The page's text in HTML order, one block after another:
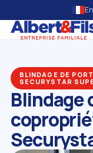
BLINDAGE DE
SECURYSTAR
Blindage